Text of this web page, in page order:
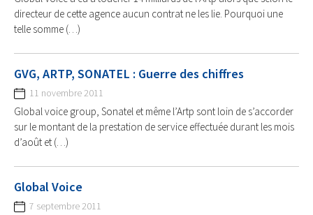
directeur de cette agence aucun contrat ne les lie. Pourquoi une
telle somme (…)
GVG, ARTP, SONATEL : Guerre des chiffres
11 novembre 2011
Global voice group, Sonatel et même l’Artp sont loin de s’accorder
sur le montant de la prestation de service effectuée durant les mois
d’août et (…)
Global Voice
7 septembre 2011